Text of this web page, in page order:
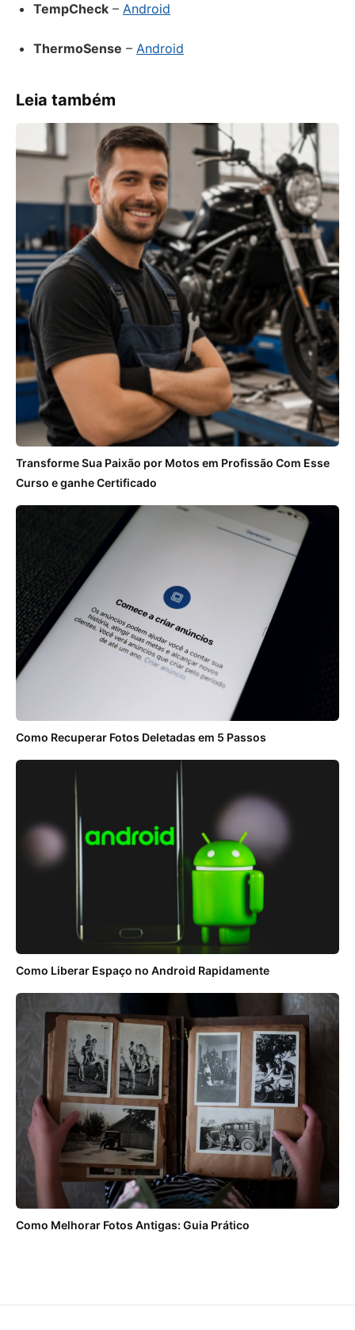
TempCheck – Android
ThermoSense – Android
Leia também
Transforme Sua Paixão por Motos em Profissão Com Esse
Curso e ganhe Certificado
Como Recuperar Fotos Deletadas em 5 Passos
Como Liberar Espaço no Android Rapidamente
Como Melhorar Fotos Antigas: Guia Prático